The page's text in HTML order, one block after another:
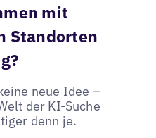
mit
Standorten
neue Idee –
der KI-Suche
denn je.